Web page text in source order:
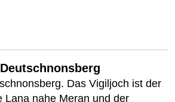
Das Vigiljoch ist der
Lana nahe Meran und der